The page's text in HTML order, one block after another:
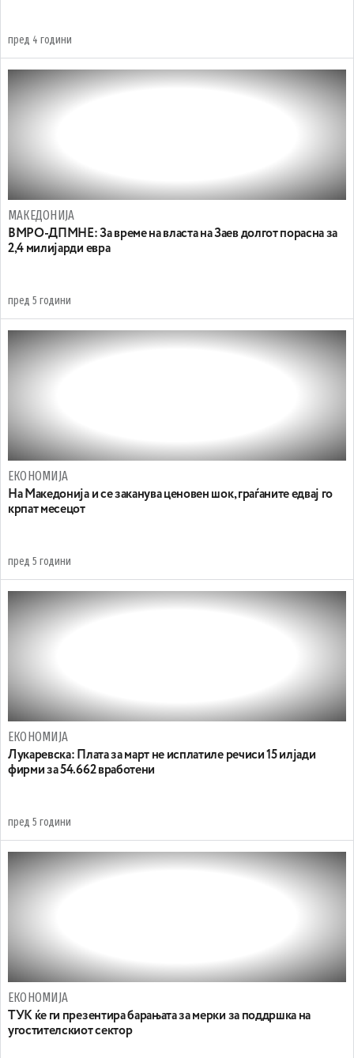
пред 4 години
МАКЕДОНИЈА
ВМРО-ДПМНЕ: За време на власта на Заев долгот порасна за
2,4 милијарди евра
пред 5 години
ЕКОНОМИЈА
На Македонија и се заканува ценовен шок, граѓаните eдвај го
крпат месецот
пред 5 години
ЕКОНОМИЈА
Лукаревска: Плата за март не исплатиле речиси 15 илјади
фирми за 54.662 вработени
пред 5 години
ЕКОНОМИЈА
ТУК ќе ги презентира барањата за мерки за поддршка на
угостителскиот сектор